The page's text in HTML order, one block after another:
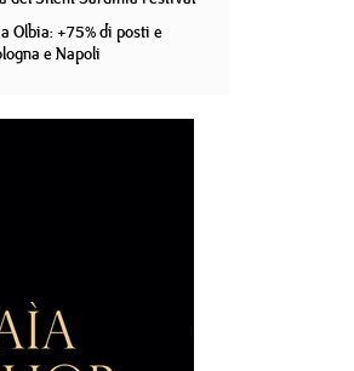
Olbia: +75% di posti e
e Napoli